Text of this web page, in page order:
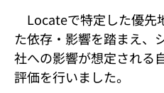
Locateで特定した優先
た依存・影響を踏まえ、
社への影響が想定される
評価を行いました。